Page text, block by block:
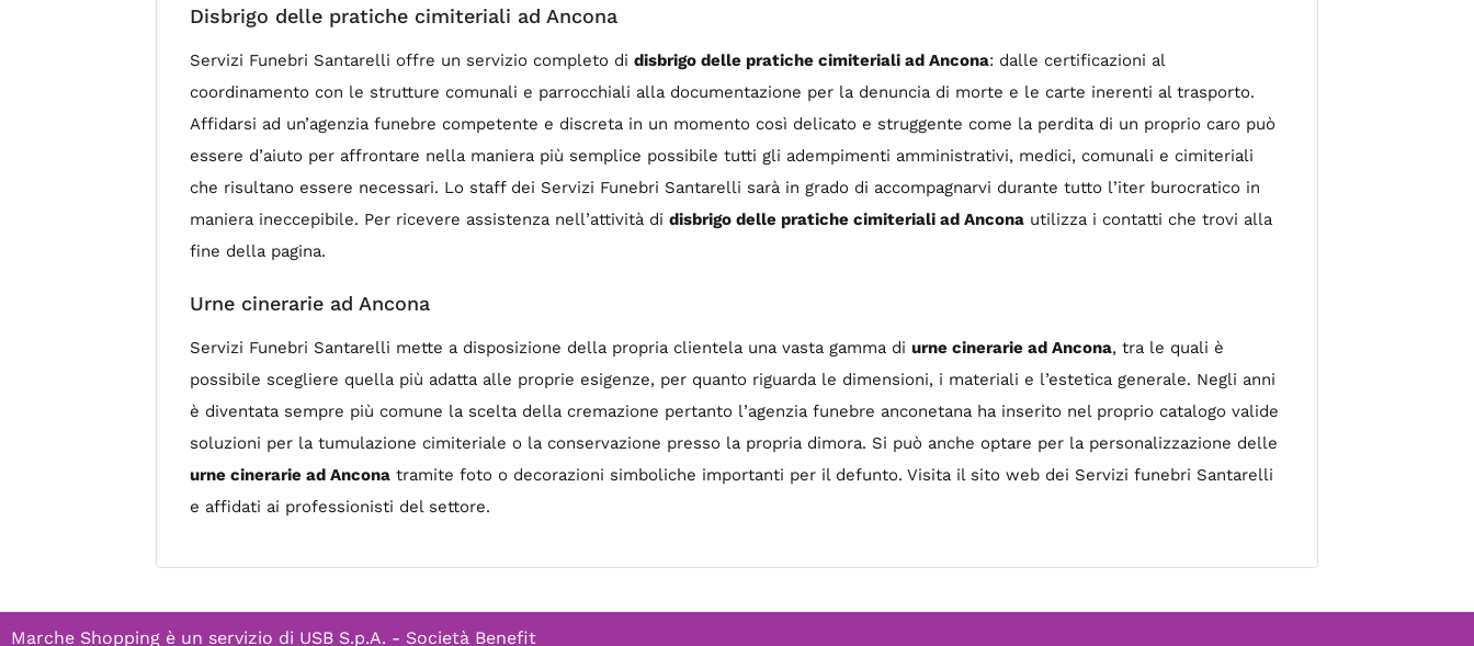
Disbrigo delle pratiche cimiteriali ad Ancona
Servizi Funebri Santarelli offre un servizio completo di disbrigo delle pratiche cimiteriali ad Ancona: dalle certificazioni al
coordinamento con le strutture comunali e parrocchiali alla documentazione per la denuncia di morte e le carte inerenti al trasporto.
Affidarsi ad un’agenzia funebre competente e discreta in un momento così delicato e struggente come la perdita di un proprio caro può
essere d’aiuto per affrontare nella maniera più semplice possibile tutti gli adempimenti amministrativi, medici, comunali e cimiteriali
che risultano essere necessari. Lo staff dei Servizi Funebri Santarelli sarà in grado di accompagnarvi durante tutto l’iter burocratico in
maniera ineccepibile. Per ricevere assistenza nell’attività di disbrigo delle pratiche cimiteriali ad Ancona utilizza i contatti che trovi alla
fine della pagina.
Urne cinerarie ad Ancona
Servizi Funebri Santarelli mette a disposizione della propria clientela una vasta gamma di urne cinerarie ad Ancona, tra le quali è
possibile scegliere quella più adatta alle proprie esigenze, per quanto riguarda le dimensioni, i materiali e l’estetica generale. Negli anni
è diventata sempre più comune la scelta della cremazione pertanto l’agenzia funebre anconetana ha inserito nel proprio catalogo valide
soluzioni per la tumulazione cimiteriale o la conservazione presso la propria dimora. Si può anche optare per la personalizzazione delle
urne cinerarie ad Ancona tramite foto o decorazioni simboliche importanti per il defunto. Visita il sito web dei Servizi funebri Santarelli
e affidati ai professionisti del settore.
Marche Shopping è un servizio di USB S.p.A. - Società Benefit